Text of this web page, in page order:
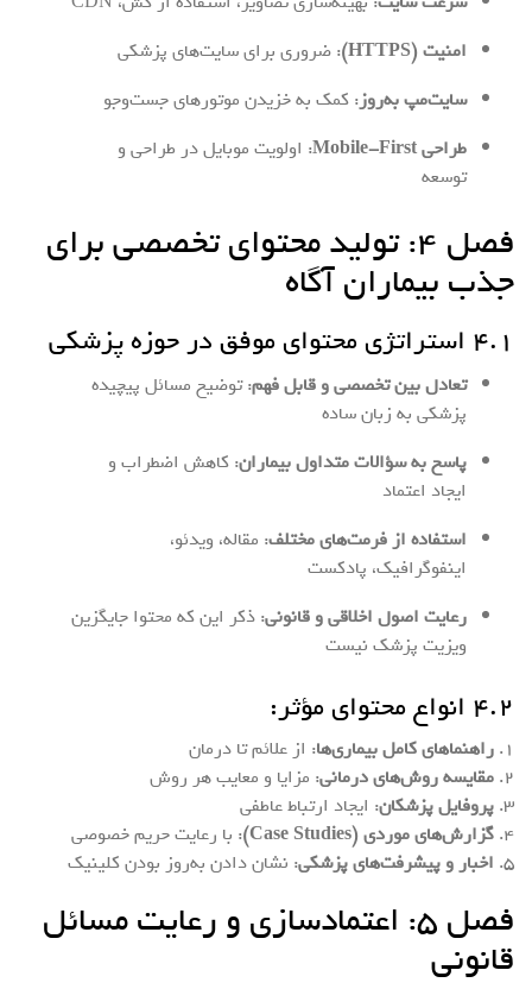
امنیت (HTTPS)
: ضروری برای سایت‌های پزشکی
سایت‌مپ به‌روز: کمک به خزیدن موتورهای جست‌وجو
طراحی Mobile-First
: اولویت موبایل در طراحی و
توسعه
فصل ۴: تولید محتوای تخصصی برای
جذب بیماران آگاه
۴.۱ استراتژی محتوای موفق در حوزه پزشکی
تعادل بین تخصصی و قابل فهم: توضیح مسائل پیچیده
پزشکی به زبان ساده
پاسخ به سؤالات متداول بیماران: کاهش اضطراب و
ایجاد اعتماد
استفاده از فرمت‌های مختلف: مقاله، ویدئو،
اینفوگرافیک، پادکست
رعایت اصول اخلاقی و قانونی: ذکر این که محتوا جایگزین
ویزیت پزشک نیست
۴.۲ انواع محتوای مؤثر:
۱. راهنماهای کامل بیماری‌ها: از علائم تا درمان
۲. مقایسه روش‌های درمانی: مزایا و معایب هر روش
۳. پروفایل پزشکان: ایجاد ارتباط عاطفی
۴. گزارش‌های موردی (Case Studies)
: با رعایت حریم خصوصی
۵. اخبار و پیشرفت‌های پزشکی: نشان دادن به‌روز بودن کلینیک
فصل ۵: اعتمادسازی و رعایت مسائل
قانونی